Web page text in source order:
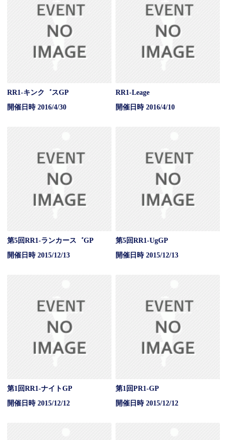
RR1-キンク゛スGP
開催日時 2016/4/30
RR1-Leage
開催日時 2016/4/10
第5回RR1-ランカース゛GP
開催日時 2015/12/13
第5回RR1-UgGP
開催日時 2015/12/13
第1回RR1-ナイトGP
開催日時 2015/12/12
第1回PR1-GP
開催日時 2015/12/12